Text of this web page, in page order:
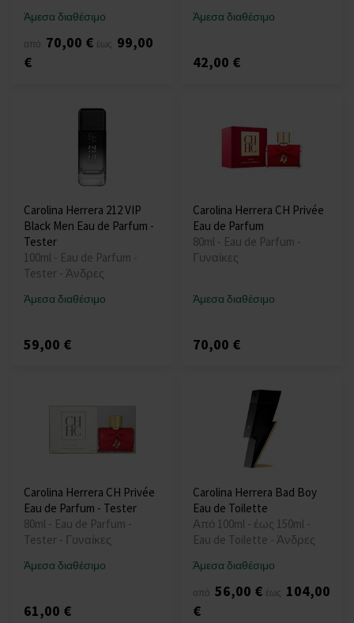
Άμεσα διαθέσιμο
από 70,00 € έως 99,00
€
Άμεσα διαθέσιμο
42,00 €
Carolina Herrera 212 VIP
Black Men Eau de Parfum -
Tester
100ml - Eau de Parfum -
Tester - Άνδρες
Άμεσα διαθέσιμο
59,00 €
Carolina Herrera CH Privée
Eau de Parfum
80ml - Eau de Parfum -
Γυναίκες
Άμεσα διαθέσιμο
70,00 €
Carolina Herrera CH Privée
Eau de Parfum - Tester
80ml - Eau de Parfum -
Tester - Γυναίκες
Άμεσα διαθέσιμο
61,00 €
Carolina Herrera Bad Boy
Eau de Toilette
Από 100ml - έως 150ml -
Eau de Toilette - Άνδρες
Άμεσα διαθέσιμο
από 56,00 € έως 104,00
€